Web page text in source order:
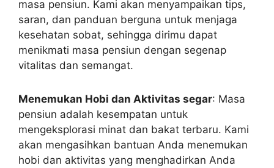
masa pensiun. Kami akan menyampaikan tips,
saran, dan panduan berguna untuk menjaga
kesehatan sobat, sehingga dirimu dapat
menikmati masa pensiun dengan segenap
vitalitas dan semangat.
Menemukan Hobi dan Aktivitas segar: Masa
pensiun adalah kesempatan untuk
mengeksplorasi minat dan bakat terbaru. Kami
akan mengasihkan bantuan Anda menemukan
hobi dan aktivitas yang menghadirkan Anda